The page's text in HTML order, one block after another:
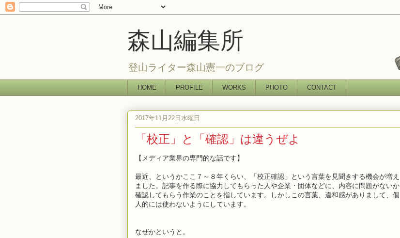
森山編集所
登山ライター森山憲一のブログ
HOME PROFILE WORKS PHOTO CONTACT
2017年11月22日水曜日
「校正」と「確認」は違うぜよ
【メディア業界の専門的な話です】
最近、というかここ７～８年くらい、「校正確認」という言葉を見聞きする機会が増え
ました。記事を作る際に協力してもらった人や企業・団体などに、内容に問題がないか
確認してもらう作業のことを指しています。しかしこの言葉、違和感がありまして、個
人的には使わないようにしています。
なぜかというと。